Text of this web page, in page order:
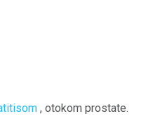
, otokom prostate.